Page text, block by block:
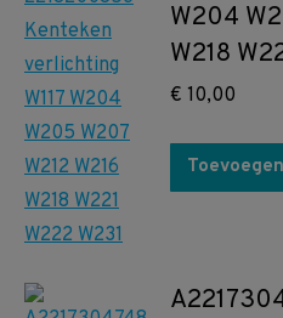
W204
W218
€ 10,00